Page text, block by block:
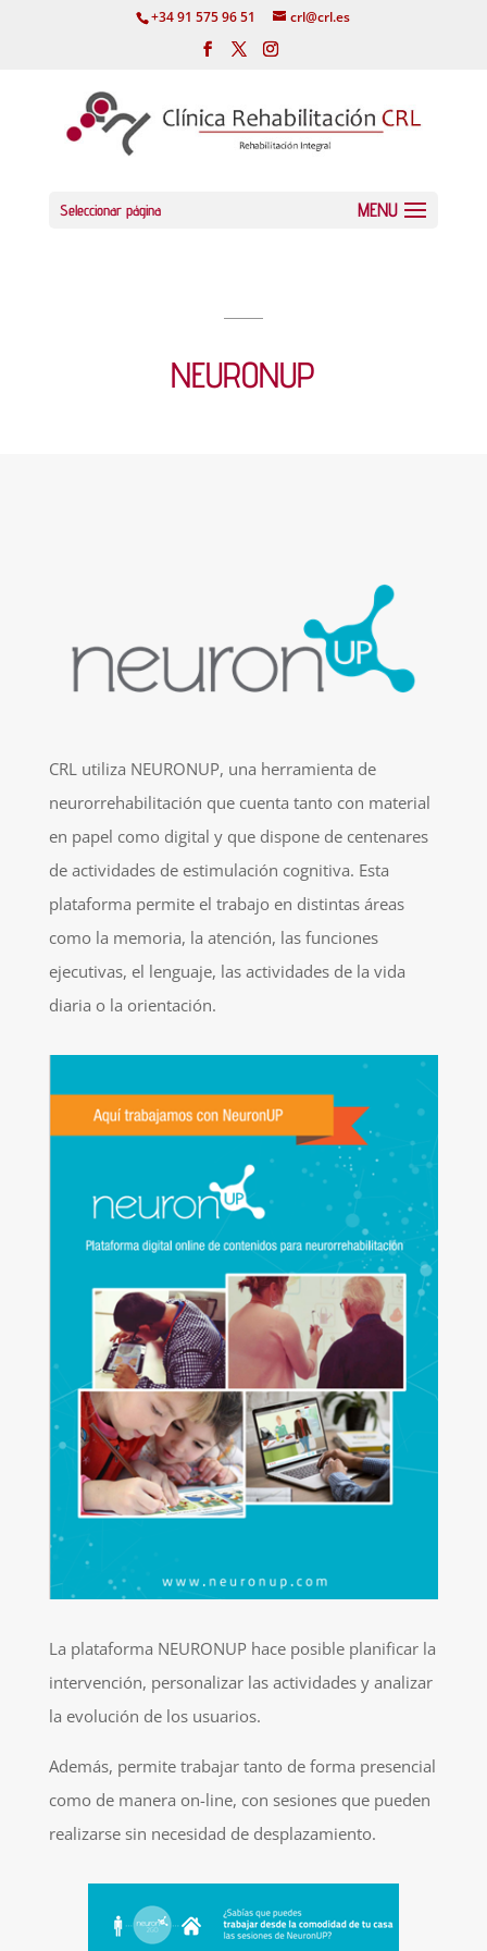
+34 91 575 96 51 crl@crl.es
Seleccionar página
NEURONUP
CRL utiliza NEURONUP, una herramienta de
neurorrehabilitación que cuenta tanto con material
en papel como digital y que dispone de centenares
de actividades de estimulación cognitiva. Esta
plataforma permite el trabajo en distintas áreas
como la memoria, la atención, las funciones
ejecutivas, el lenguaje, las actividades de la vida
diaria o la orientación.
La plataforma NEURONUP hace posible planificar la
intervención, personalizar las actividades y analizar
la evolución de los usuarios.
Además, permite trabajar tanto de forma presencial
como de manera on-line, con sesiones que pueden
realizarse sin necesidad de desplazamiento.